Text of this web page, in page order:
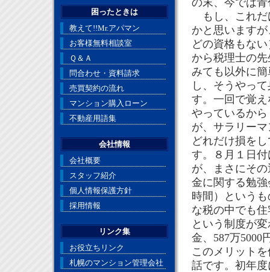
の末、今では
もし、これだ
かと思います
どの資格もな
から税理士の
みても以外に
し、そうやっ
す。一回で覚
やっているか
が、サラリー
どれだけ損を
す。８月１日
が、まさにそ
金に関する勉
時間）という
な税の中でも
という制度が
金、587万5000
このメリット
話です。初年
困ったときは
教えて!!Mr.アパマン
お客様無料相談室
Ｑ＆Ａ
問合わせ・資料請求
売買契約の流れ
マンション購入ローン
不動産用語集
会社情報
会社概要
スタッフ紹介
個人情報保護方針
採用情報
リンク集
お役立ちリンク
札幌のマンション管理会社